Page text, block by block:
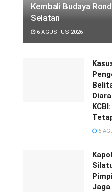
Kembali Budaya
Selatan
6 AGUSTUS 2026
6
Jaga